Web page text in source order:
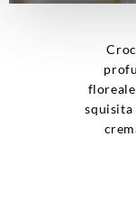
squisita